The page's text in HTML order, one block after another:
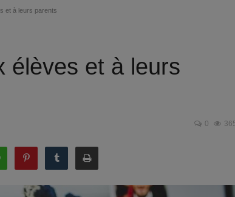
et à leurs parents
élèves et à leurs
0